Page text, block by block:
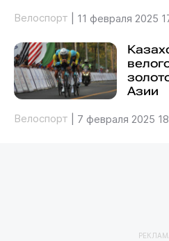
Велоспорт 11 февраля 2025
Азии
Велоспорт 7 февраля 2025